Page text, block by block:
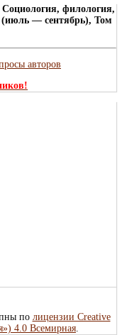
филология,
(июль — сентябрь), Том
авторов
по лицензии Creative
4.0 Всемирная.